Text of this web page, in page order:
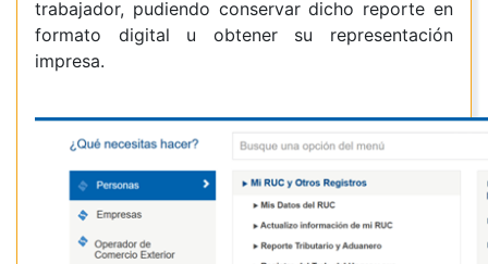
trabajador, pudiendo conservar dicho reporte en
formato digital u obtener su representación
impresa.